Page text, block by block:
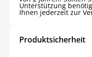
Unterstützung
Ihnen jederzeit zur
Produktsicherheit